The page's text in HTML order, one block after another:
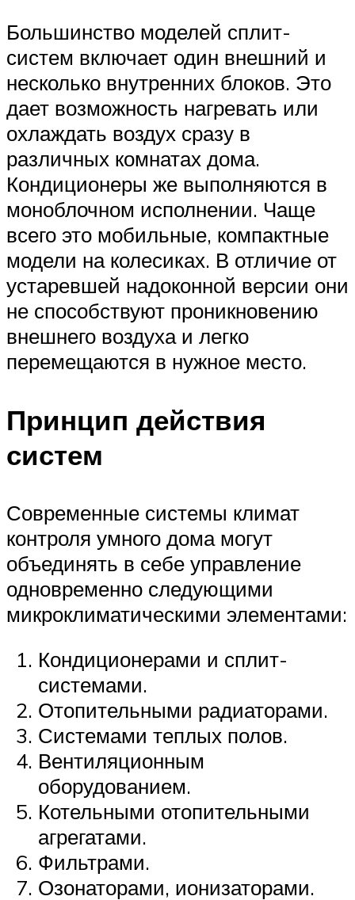
Большинство моделей сплит-
систем включает один внешний и
несколько внутренних блоков. Это
дает возможность нагревать или
охлаждать воздух сразу в
различных комнатах дома.
Кондиционеры же выполняются в
моноблочном исполнении. Чаще
всего это мобильные, компактные
модели на колесиках. В отличие от
устаревшей надоконной версии они
не способствуют проникновению
внешнего воздуха и легко
перемещаются в нужное место.
Принцип действия
систем
Современные системы климат
контроля умного дома могут
объединять в себе управление
одновременно следующими
микроклиматическими элементами:
Кондиционерами и сплит-
системами.
Отопительными радиаторами.
Системами теплых полов.
Вентиляционным
оборудованием.
Котельными отопительными
агрегатами.
Фильтрами.
Озонаторами, ионизаторами.